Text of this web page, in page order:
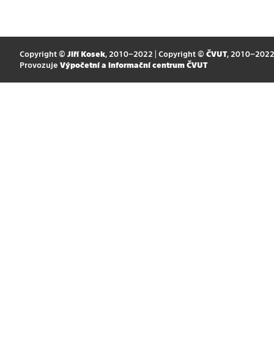
Copyright © Jiří Kosek, 2010–2022 | Copyright © ČVUT, 2010–2022
Provozuje Výpočetní a informační centrum ČVUT